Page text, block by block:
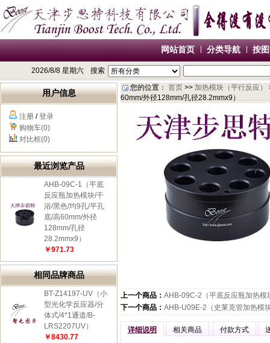
网站首页 分类导航 按
2026/8/8 星期六 搜索
用户信息
注册 /登录
购物车(0)
对比框(0)
最近浏览产品
AHB-09C-1（平底
反应瓶加热模块/干
浴/黑色/均9孔/平孔
底/高60mm/外径
128mm/孔径
28.2mmx9）
￥971.73
相同品牌商品
BT-Z14197-UV（小
型光化学反应器/分
体式/4*1通道/B-
LRS2207UV）
￥8430.77
您的位置： 首页 >> 加热模块（平行反应）
60mm/外径128mm/孔径28.2mmx9）
上一个商品： AHB-09C-2（平底反应瓶加热
下一个商品： AHB-U09E-2（史莱克管加热模
详细说明 相关商品 付款方式